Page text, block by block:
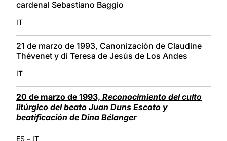
cardenal Sebastiano Baggio
IT
21 de marzo de 1993, Canonización de Claudine
Thévenet y di Teresa de Jesús de Los Andes
IT
20 de marzo de 1993, Reconocimiento del culto
litúrgico del beato Juan Duns Escoto y
beatificación de Dina Bélanger
ES - IT